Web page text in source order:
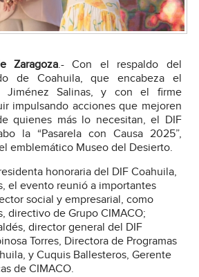
Zaragoza.- Con el respaldo del
de Coahuila, que encabeza el
Jiménez Salinas, y con el firme
impulsando acciones que mejoren
quienes más lo necesitan, el DIF
la “Pasarela con Causa 2025”,
emblemático Museo del Desierto.
honoraria del DIF Coahuila,
el evento reunió a importantes
social y empresarial, como
directivo de Grupo CIMACO;
director general del DIF
Torres, Directora de Programas
y Cuquis Ballesteros, Gerente
de CIMACO.